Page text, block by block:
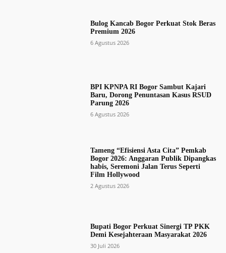
Bulog Kancab Bogor Perkuat Stok Beras
Premium 2026
6 Agustus 2026
BPI KPNPA RI Bogor Sambut Kajari
Baru, Dorong Penuntasan Kasus RSUD
Parung 2026
6 Agustus 2026
Tameng “Efisiensi Asta Cita” Pemkab
Bogor 2026: Anggaran Publik Dipangkas
habis, Seremoni Jalan Terus Seperti
Film Hollywood
2 Agustus 2026
Bupati Bogor Perkuat Sinergi TP PKK
Demi Kesejahteraan Masyarakat 2026
30 Juli 2026